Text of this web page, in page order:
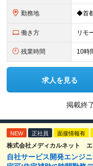
勤務地
働き方 リモ
残業時間 10時
求人を見る
掲載終
NEW 正社員 面接情報有
株式会社メディカルネット エ
自社サービス開発エンジ